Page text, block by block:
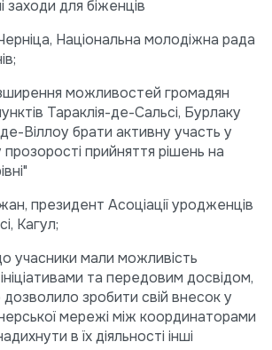
заходи для біженців
Національна молодіжна рада
можливостей громадян
Тараклія-де-Сальсі, Бурлаку
Віллоу брати активну участь у
прозорості прийняття рішень на
президент Асоціації уродженців
Кагул;
учасники мали можливість
та передовим досвідом,
дозволило зробити свій внесок у
мережі між координаторами
в їх діяльності інші